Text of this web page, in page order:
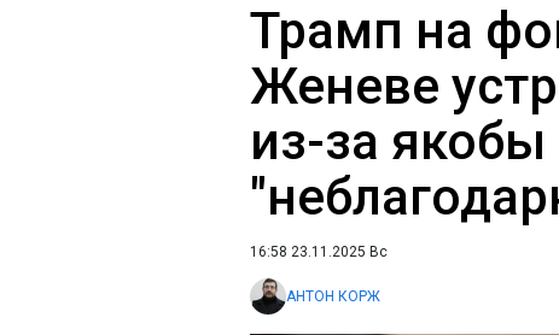
Трамп на
Женеве
из-за якобы
16:58 23.11.2025 Вс
АНТОН КОРЖ